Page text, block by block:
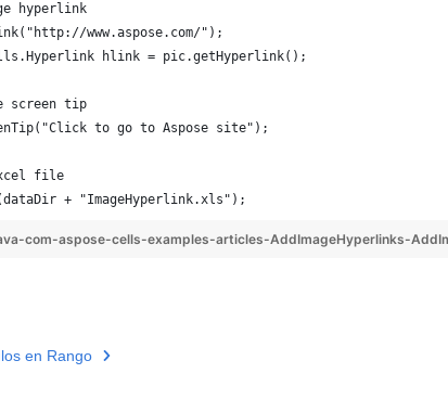
hyperlink
www.aspose.com/");
hlink = pic.getHyperlink();
screen tip
to go to Aspose site");
file
+ "ImageHyperlink.xls");
com-aspose-cells-examples-articles-AddImageHyperlinks-
en Rango